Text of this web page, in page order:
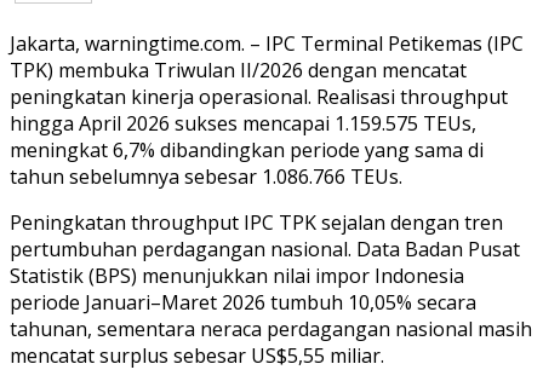
Jakarta, warningtime.com. – IPC Terminal Petikemas (IPC
TPK) membuka Triwulan II/2026 dengan mencatat
peningkatan kinerja operasional. Realisasi throughput
hingga April 2026 sukses mencapai 1.159.575 TEUs,
meningkat 6,7% dibandingkan periode yang sama di
tahun sebelumnya sebesar 1.086.766 TEUs.
Peningkatan throughput IPC TPK sejalan dengan tren
pertumbuhan perdagangan nasional. Data Badan Pusat
Statistik (BPS) menunjukkan nilai impor Indonesia
periode Januari–Maret 2026 tumbuh 10,05% secara
tahunan, sementara neraca perdagangan nasional masih
mencatat surplus sebesar US$5,55 miliar.